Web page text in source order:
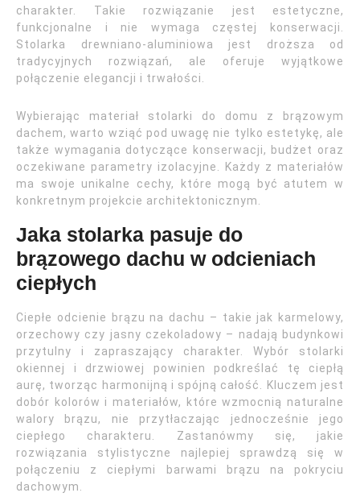
charakter. Takie rozwiązanie jest estetyczne,
funkcjonalne i nie wymaga częstej konserwacji.
Stolarka drewniano-aluminiowa jest droższa od
tradycyjnych rozwiązań, ale oferuje wyjątkowe
połączenie elegancji i trwałości.
Wybierając materiał stolarki do domu z brązowym
dachem, warto wziąć pod uwagę nie tylko estetykę, ale
także wymagania dotyczące konserwacji, budżet oraz
oczekiwane parametry izolacyjne. Każdy z materiałów
ma swoje unikalne cechy, które mogą być atutem w
konkretnym projekcie architektonicznym.
Jaka stolarka pasuje do
brązowego dachu w odcieniach
ciepłych
Ciepłe odcienie brązu na dachu – takie jak karmelowy,
orzechowy czy jasny czekoladowy – nadają budynkowi
przytulny i zapraszający charakter. Wybór stolarki
okiennej i drzwiowej powinien podkreślać tę ciepłą
aurę, tworząc harmonijną i spójną całość. Kluczem jest
dobór kolorów i materiałów, które wzmocnią naturalne
walory brązu, nie przytłaczając jednocześnie jego
ciepłego charakteru. Zastanówmy się, jakie
rozwiązania stylistyczne najlepiej sprawdzą się w
połączeniu z ciepłymi barwami brązu na pokryciu
dachowym.